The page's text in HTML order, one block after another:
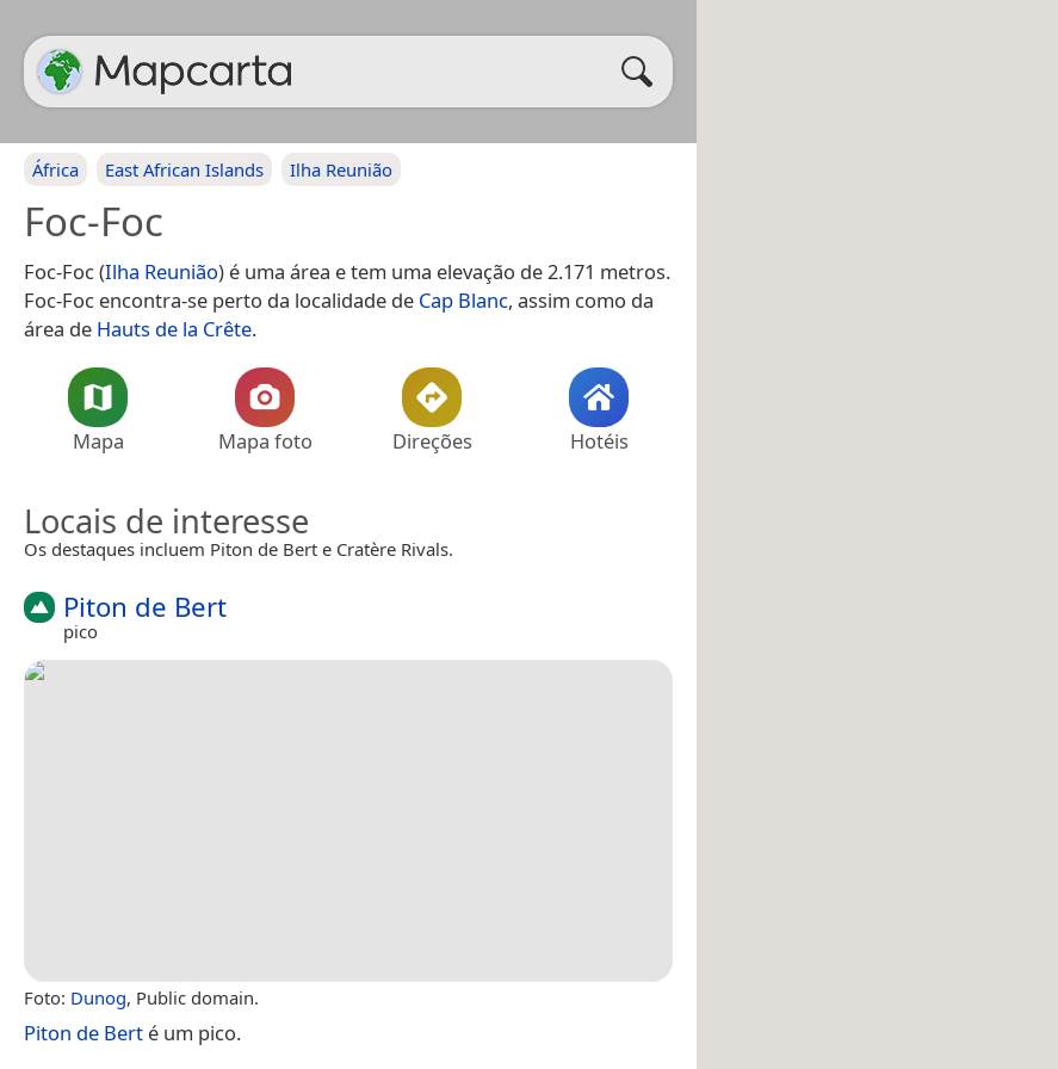
África East African Islands Ilha Reunião
Foc-Foc
Foc-Foc (Ilha Reunião) é uma área e tem uma elevação de 2.171 metros.
Foc-Foc encontra-se perto da localidade de Cap Blanc, assim como da
área de Hauts de la Crête.
Mapa Mapa foto Direções Hotéis
Locais de interesse
Os destaques incluem Piton de Bert e Cratère Rivals.
Piton de Bert
pico
Foto: Dunog, Public domain.
Piton de Bert é um pico.